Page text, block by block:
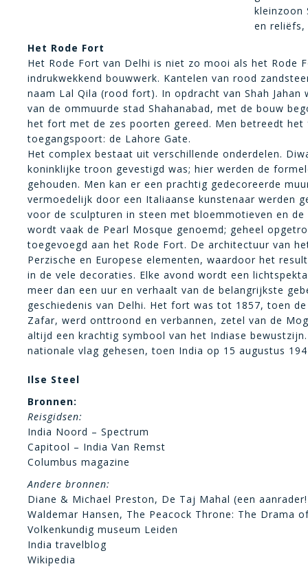
kleinzoon
en reliëfs,
Het Rode Fort
Het Rode Fort van Delhi is niet zo mooi als het Rode
indrukwekkend bouwwerk. Kantelen van rood
naam Lal Qila (rood fort). In opdracht van Shah
van de ommuurde stad Shahanabad, met de bouw
het fort met de zes poorten gereed. Men betreedt
toegangspoort: de Lahore Gate.
Het complex bestaat uit verschillende onderdelen.
koninklijke troon gevestigd was; hier werden de
gehouden. Men kan er een prachtig gedecoreerde
vermoedelijk door een Italiaanse kunstenaar werden
voor de sculpturen in steen met bloemmotieven en
wordt vaak de Pearl Mosque genoemd; geheel
toegevoegd aan het Rode Fort. De architectuur van
Perzische en Europese elementen, waardoor het
in de vele decoraties. Elke avond wordt een
meer dan een uur en verhaalt van de belangrijkste
geschiedenis van Delhi. Het fort was tot 1857, toen
Zafar, werd onttroond en verbannen, zetel van de
altijd een krachtig symbool van het Indiase
nationale vlag gehesen, toen India op 15 augustus
Ilse Steel
Bronnen:
Reisgidsen:
India Noord – Spectrum
Capitool – India Van Remst
Columbus magazine
Andere bronnen:
Diane & Michael Preston, De Taj Mahal (een
Waldemar Hansen, The Peacock Throne: The Drama
Volkenkundig museum Leiden
India travelblog
Wikipedia